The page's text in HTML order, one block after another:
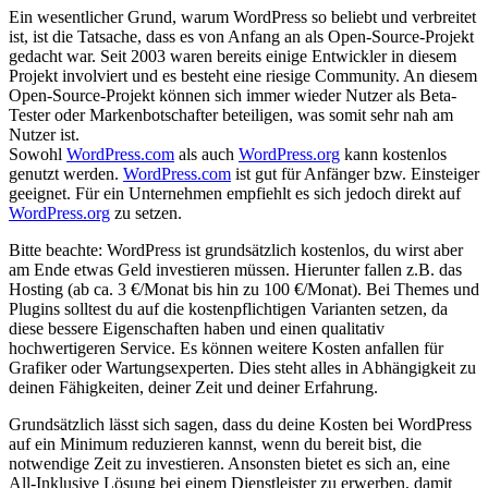
Ein wesentlicher Grund, warum WordPress so beliebt und verbreitet
ist, ist die Tatsache, dass es von Anfang an als Open-Source-Projekt
gedacht war. Seit 2003 waren bereits einige Entwickler in diesem
Projekt involviert und es besteht eine riesige Community. An diesem
Open-Source-Projekt können sich immer wieder Nutzer als Beta-
Tester oder Markenbotschafter beteiligen, was somit sehr nah am
Nutzer ist.
Sowohl WordPress.com als auch WordPress.org kann kostenlos
genutzt werden. WordPress.com ist gut für Anfänger bzw. Einsteiger
geeignet. Für ein Unternehmen empfiehlt es sich jedoch direkt auf
WordPress.org zu setzen.
Bitte beachte: WordPress ist grundsätzlich kostenlos, du wirst aber
am Ende etwas Geld investieren müssen. Hierunter fallen z.B. das
Hosting (ab ca. 3 €/Monat bis hin zu 100 €/Monat). Bei Themes und
Plugins solltest du auf die kostenpflichtigen Varianten setzen, da
diese bessere Eigenschaften haben und einen qualitativ
hochwertigeren Service. Es können weitere Kosten anfallen für
Grafiker oder Wartungsexperten. Dies steht alles in Abhängigkeit zu
deinen Fähigkeiten, deiner Zeit und deiner Erfahrung.
Grundsätzlich lässt sich sagen, dass du deine Kosten bei WordPress
auf ein Minimum reduzieren kannst, wenn du bereit bist, die
notwendige Zeit zu investieren. Ansonsten bietet es sich an, eine
All-Inklusive Lösung bei einem Dienstleister zu erwerben, damit